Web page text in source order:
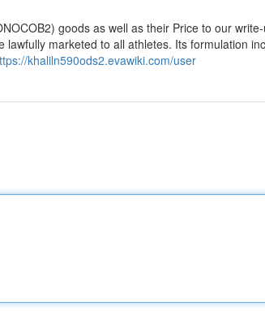
goods as well as their Price to our
marketed to all athletes. Its formulation
khaliln590ods2.evawiki.com/user